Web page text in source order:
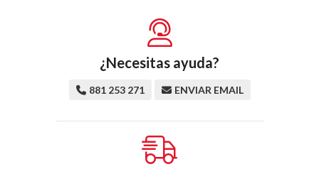
¿Necesitas ayuda?
881 253 271 ENVIAR EMAIL